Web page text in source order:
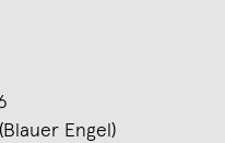
Engel)